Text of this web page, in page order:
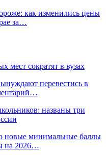
как изменились цены
за…
мест сократят в вузах
перевестись в
названы три
новые минимальные баллы
на 2026…